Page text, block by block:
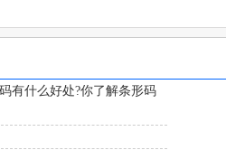
有什么好处?你了解条形码